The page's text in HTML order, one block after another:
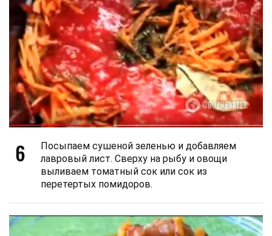
6
Посыпаем сушеной зеленью и добавляем
лавровый лист. Сверху на рыбу и овощи
выливаем томатный сок или сок из
перетертых помидоров.